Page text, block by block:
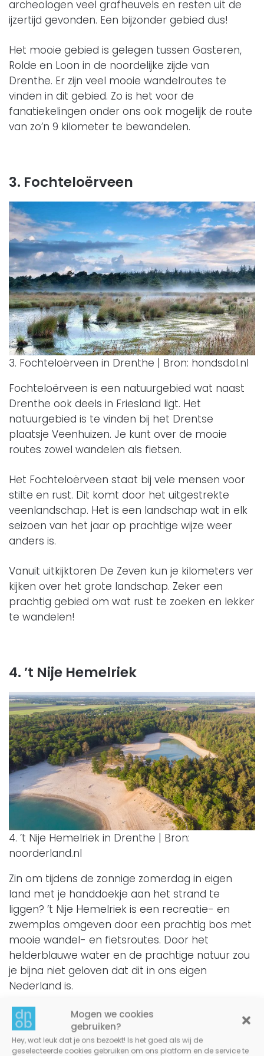
Mogen we cookies
gebruiken?
Hey, wat leuk dat je ons bezoekt! Is het goed als wij de
geselecteerde cookies gebruiken om ons platform en de service te
archeologen veel grafheuvels en resten uit de
ijzertijd gevonden. Een bijzonder gebied dus!
Het mooie gebied is gelegen tussen Gasteren,
Rolde en Loon in de noordelijke zijde van
Drenthe. Er zijn veel mooie wandelroutes te
vinden in dit gebied. Zo is het voor de
fanatiekelingen onder ons ook mogelijk de route
van zo’n 9 kilometer te bewandelen.
3. Fochteloërveen
3. Fochteloërveen in Drenthe | Bron: hondsdol.nl
Fochteloërveen is een natuurgebied wat naast
Drenthe ook deels in Friesland ligt. Het
natuurgebied is te vinden bij het Drentse
plaatsje Veenhuizen. Je kunt over de mooie
routes zowel wandelen als fietsen.
Het Fochteloërveen staat bij vele mensen voor
stilte en rust. Dit komt door het uitgestrekte
veenlandschap. Het is een landschap wat in elk
seizoen van het jaar op prachtige wijze weer
anders is.
Vanuit uitkijktoren De Zeven kun je kilometers ver
kijken over het grote landschap. Zeker een
prachtig gebied om wat rust te zoeken en lekker
te wandelen!
4. ’t Nije Hemelriek
4. ’t Nije Hemelriek in Drenthe | Bron:
noorderland.nl
Zin om tijdens de zonnige zomerdag in eigen
land met je handdoekje aan het strand te
liggen? ’t Nije Hemelriek is een recreatie- en
zwemplas omgeven door een prachtig bos met
mooie wandel- en fietsroutes. Door het
helderblauwe water en de prachtige natuur zou
je bijna niet geloven dat dit in ons eigen
Nederland is.
Bij het strand bevind zichrestaurant ’t Hemelriek
waar je kunt eten of tijdens de warme dagen
lekker een koud drankje of ijsje kunt halen.